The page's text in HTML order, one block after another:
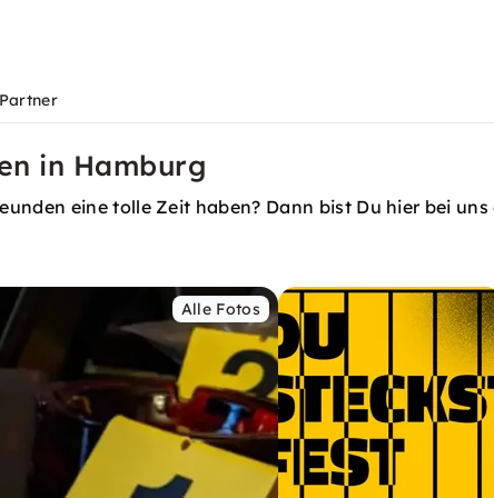
in Hamburg
eine tolle Zeit haben? Dann bist Du hier bei
Alle Fotos